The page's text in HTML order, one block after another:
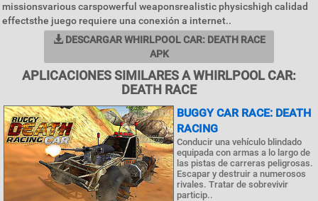
missionsvarious carspowerful weaponsrealistic physicshigh calidad
effectsthe juego requiere una conexión a internet..
DESCARGAR WHIRLPOOL CAR: DEATH RACE
APK
APLICACIONES SIMILARES A WHIRLPOOL CAR:
DEATH RACE
BUGGY CAR RACE: DEATH
RACING
Conducir una vehículo blindado
equipada con armas a lo largo de
las pistas de carreras peligrosas.
Escapar y destruir a numerosos
rivales. Tratar de sobrevivir
particip..